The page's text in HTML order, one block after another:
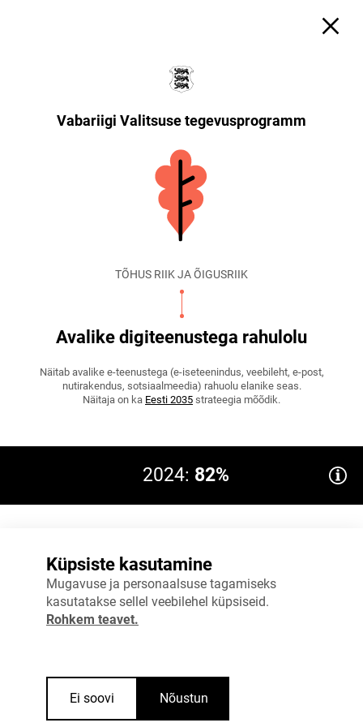
Vabariigi Valitsuse tegevusprogramm
TÕHUS RIIK JA ÕIGUSRIIK
Avalike digiteenustega rahulolu
Näitab avalike e-teenustega (e-iseteenindus, veebileht, e-post,
nutirakendus, sotsiaalmeedia) rahuolu elanike seas.
Näitaja on ka Eesti 2035 strateegia mõõdik.
2024: 82%
50%
75%
Allikas:Majandus- ja kommunikatsiooniministeerium
Küpsiste kasutamine
Mugavuse ja personaalsuse tagamiseks
kasutatakse sellel veebilehel küpsiseid.
Rohkem teavet.
Ei soovi Nõustun